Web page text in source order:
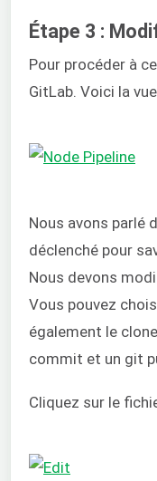
Étape 3 :
Pour procéder à
GitLab. Voici la
Nous avons parlé
déclenché pour
Nous devons
Vous pouvez
également le
commit et un git
Cliquez sur le